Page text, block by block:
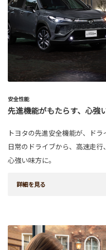
安全性能
先進機能がもたらす、心強
トヨタの先進安全機能が、ドラ
日常のドライブから、高速走
心強い味方に。
詳細を見る